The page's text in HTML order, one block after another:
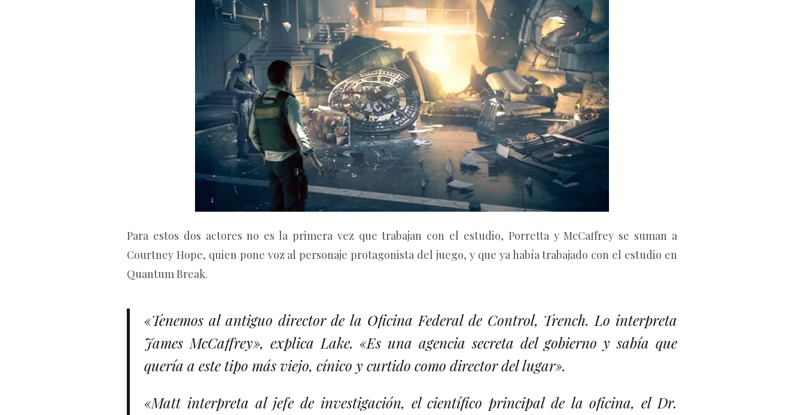
Para estos dos actores no es la primera vez que trabajan con el estudio, Porretta y McCaffrey se suman a
Courtney Hope, quien pone voz al personaje protagonista del juego, y que ya había trabajado con el estudio en
Quantum Break.
«Tenemos al antiguo director de la Oficina Federal de Control, Trench. Lo interpreta
James McCaffrey», explica Lake. «Es una agencia secreta del gobierno y sabía que
quería a este tipo más viejo, cínico y curtido como director del lugar».
«Matt interpreta al jefe de investigación, el científico principal de la oficina, el Dr.